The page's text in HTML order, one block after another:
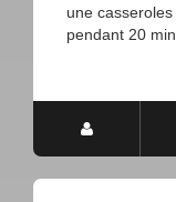
une
pendant 20